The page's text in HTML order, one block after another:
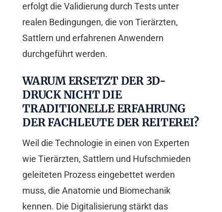
erfolgt die Validierung durch Tests unter
realen Bedingungen, die von Tierärzten,
Sattlern und erfahrenen Anwendern
durchgeführt werden.
WARUM ERSETZT DER 3D-
DRUCK NICHT DIE
TRADITIONELLE ERFAHRUNG
DER FACHLEUTE DER REITEREI?
Weil die Technologie in einen von Experten
wie Tierärzten, Sattlern und Hufschmieden
geleiteten Prozess eingebettet werden
muss, die Anatomie und Biomechanik
kennen. Die Digitalisierung stärkt das